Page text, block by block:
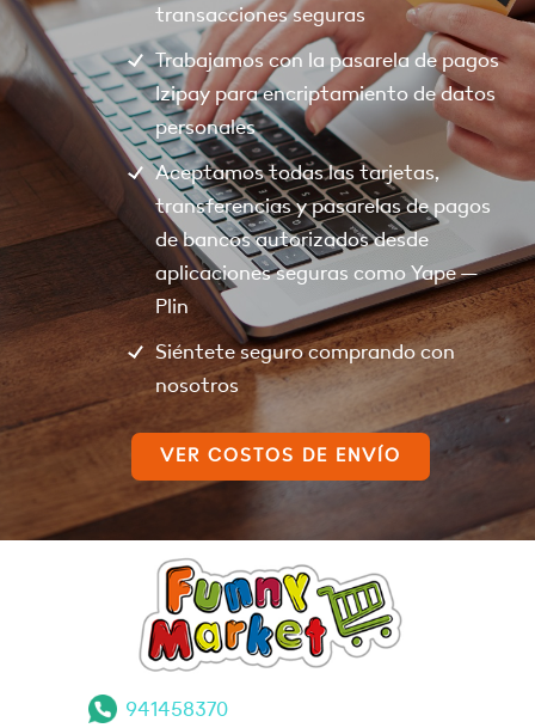
transacciones seguras
Trabajamos con la pasarela de pagos
Izipay para encriptamiento de datos
personales
Aceptamos todas las tarjetas,
transferencias y pasarelas de pagos
de bancos autorizados desde
aplicaciones seguras como Yape –
Plin
Siéntete seguro comprando con
nosotros
VER COSTOS DE ENVÍO
941458370